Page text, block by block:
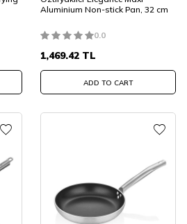
Aluminium Non-stick Pan, 32 cm
0.0
1,469.42 TL
ADD TO CART